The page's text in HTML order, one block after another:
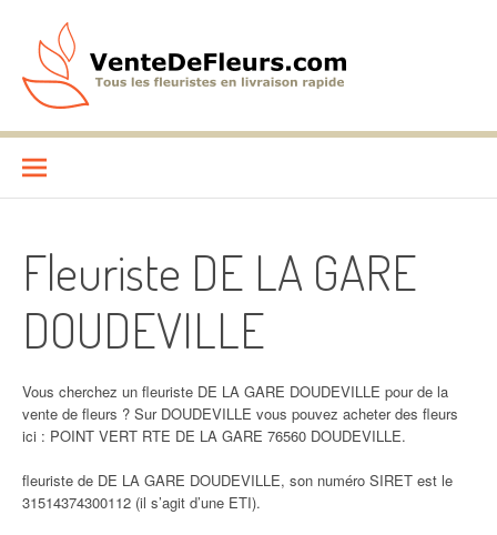
contenu
VenteDeFleurs.com
Fleuriste DE LA GARE
DOUDEVILLE
Vous cherchez un fleuriste DE LA GARE DOUDEVILLE pour de la
vente de fleurs ? Sur DOUDEVILLE vous pouvez acheter des fleurs
ici : POINT VERT RTE DE LA GARE 76560 DOUDEVILLE.
fleuriste de DE LA GARE DOUDEVILLE, son numéro SIRET est le
31514374300112 (il s’agit d’une ETI).